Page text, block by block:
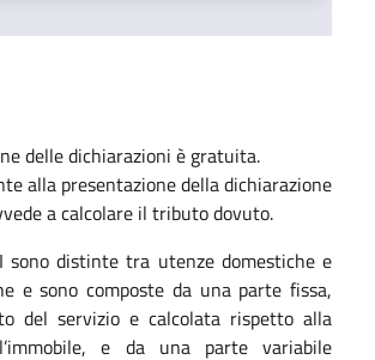
delle dichiarazioni è gratuita.
alla presentazione della dichiarazione
a calcolare il tributo dovuto.
sono distinte tra utenze domestiche e
e sono composte da una parte fissa,
del servizio e calcolata rispetto alla
e da una parte variabile